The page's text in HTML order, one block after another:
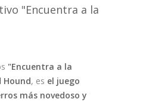
"Encuentra a la
"Encuentra a la
Hound, es el juego
más novedoso y